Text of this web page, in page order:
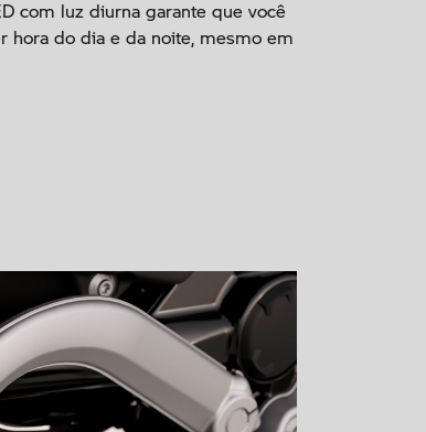
com luz diurna garante que você
hora do dia e da noite, mesmo em